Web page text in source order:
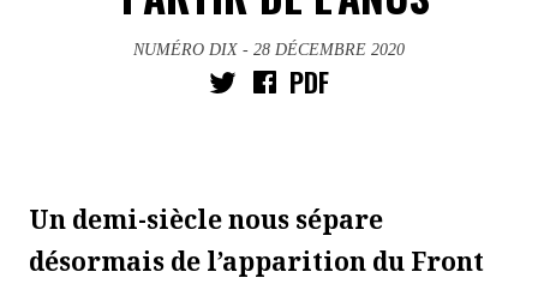
NUMÉRO DIX - 28 DÉCEMBRE 2020
PDF
Un demi-siècle nous sépare
désormais de l’apparition du Front